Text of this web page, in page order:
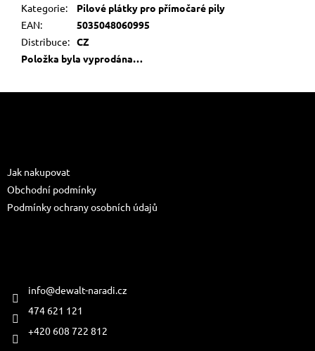
Kategorie:
Pilové plátky pro přímočaré pily
EAN:
5035048060995
Distribuce: CZ
Položka byla vyprodána…
Jak nakupovat
Obchodní podmínky
Podmínky ochrany osobních údajů
info@dewalt-naradi.cz
474 621 121
+420 608 722 812